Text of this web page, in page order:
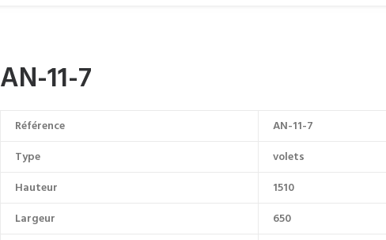
AN-11-7
Référence
AN-11-7
Type
volets
Hauteur
1510
Largeur
650